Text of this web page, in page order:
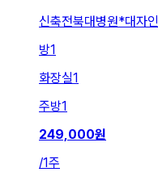
신축전북대병원*대자인
방1
화장실1
주방1
249,000원
/1주